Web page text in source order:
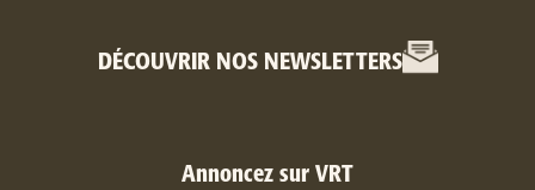
DÉCOUVRIR NOS NEWSLETTERS
Annoncez sur VRT